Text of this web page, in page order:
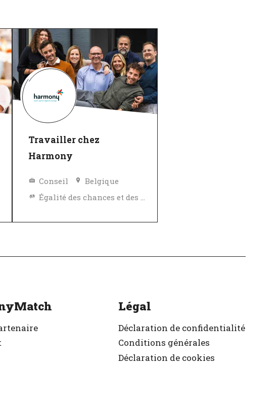
Travailler chez
Harmony
Conseil
Belgique
Égalité des chances et des avantages
Légal
Déclaration de confidentialité
Conditions générales
Déclaration de cookies